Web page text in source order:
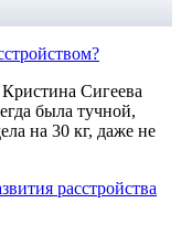
Сигеева
была тучной,
на 30 кг, даже не
расстройства